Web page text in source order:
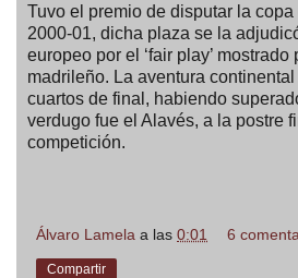
Tuvo el premio de disputar la
2000-01, dicha plaza se la
europeo por el ‘fair play’
madrileño. La aventura
cuartos de final, habiendo
verdugo fue el Alavés, a la postre
competición.
Álvaro Lamela a las 0:01 6
Compartir